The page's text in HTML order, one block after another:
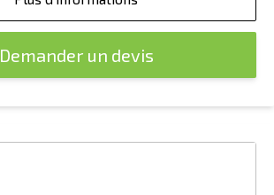
Demander un devis